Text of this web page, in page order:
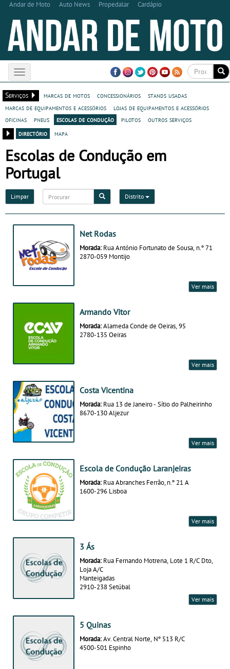
Andar de Moto Auto News Propedalar Cardápio
Toggle
navigation
Serviços
marcas de motos concessionários
stands usadas
marcas de equipamentos e acessórios
lojas de equipamentos e acessórios
oficinas
pneus escolas de condução pilotos
outros serviços
directório
mapa
Escolas de Condução em
Portugal
Limpar Distrito
Net Rodas
Morada: Rua António Fortunato de Sousa, n.º 71
2870-059 Montijo
Ver mais
Armando Vitor
Morada:Alameda Conde de Oeiras, 95
2780-135 Oeiras
Ver mais
Costa Vicentina
Morada: Rua 13 de Janeiro - Sítio do Palheirinho
8670-130 Aljezur
Ver mais
Escola de Condução Laranjeiras
Morada: Rua Abranches Ferrão, n.º 21 A
1600-296 Lisboa
Ver mais
3 Ás
Morada: Rua Fernando Motrena, Lote 1 R/C Dto,
Loja A/C
Manteigadas
2910-238 Setúbal
Ver mais
5 Quinas
Morada:Av. Central Norte, Nº 513 R/C
4500-501 Espinho